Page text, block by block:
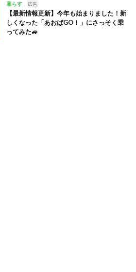
暮らす 広告
【最新情報更新】今年も始まりました！新
しくなった「あおばGO！」にさっそく乗
ってみた🚙